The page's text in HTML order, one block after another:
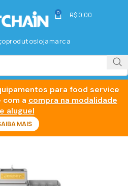
0 R$0,00
produtoslojamarca
para food service
com a compra na modalidade
aluguel
MAIS